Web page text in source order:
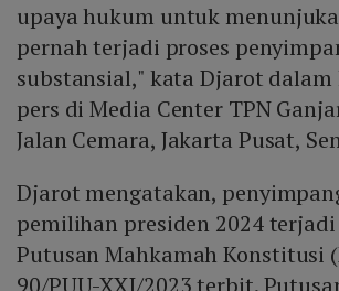
upaya hukum untuk
pernah terjadi proses
substansial," kata Djarot dalam
pers di Media Center TPN
Jalan Cemara, Jakarta Pusat,
Djarot mengatakan,
pemilihan presiden 2024
Putusan Mahkamah Konstitusi
90/PUU-XXI/2023 terbit.